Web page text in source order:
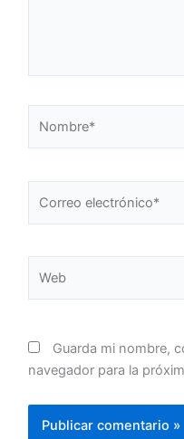
electrónico*
Guarda mi nombre,
navegador para la